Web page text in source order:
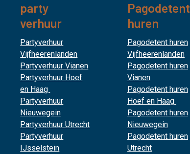
party
verhuur
Partyverhuur
Vijfheerenlanden
Partyverhuur Vianen
Partyverhuur Hoef
en Haag
Partyverhuur
Nieuwegein
Partyverhuur Utrecht
Partyverhuur
IJsselstein
Pagodetent
huren
Pagodetent huren
Vijfheerenlanden
Pagodetent huren
Vianen
Pagodetent huren
Hoef en Haag
Pagodetent huren
Nieuwegein
Pagodetent huren
Utrecht